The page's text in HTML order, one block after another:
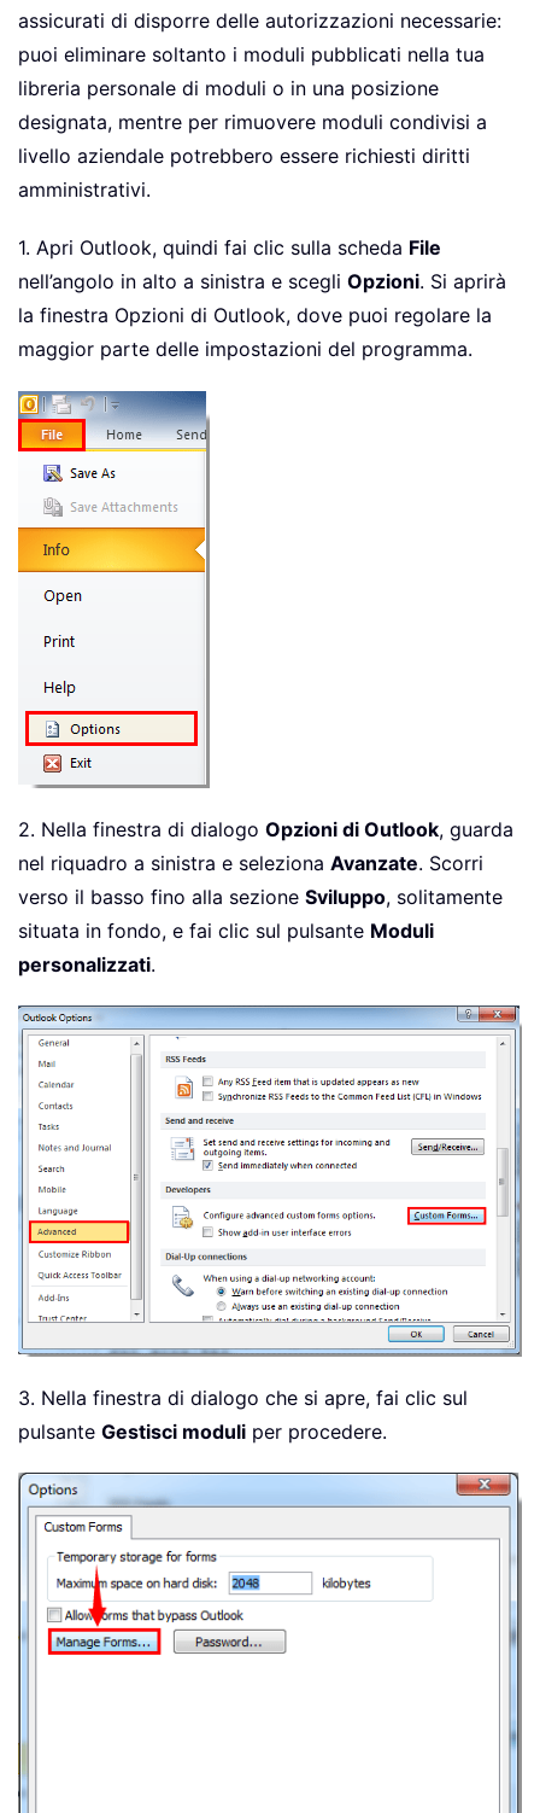
assicurati di disporre delle autorizzazioni necessarie:
puoi eliminare soltanto i moduli pubblicati nella tua
libreria personale di moduli o in una posizione
designata, mentre per rimuovere moduli condivisi a
livello aziendale potrebbero essere richiesti diritti
amministrativi.
1. Apri Outlook, quindi fai clic sulla scheda File
nell’angolo in alto a sinistra e scegli Opzioni. Si aprirà
la finestra Opzioni di Outlook, dove puoi regolare la
maggior parte delle impostazioni del programma.
2. Nella finestra di dialogo Opzioni di Outlook, guarda
nel riquadro a sinistra e seleziona Avanzate. Scorri
verso il basso fino alla sezione Sviluppo, solitamente
situata in fondo, e fai clic sul pulsante Moduli
personalizzati.
3. Nella finestra di dialogo che si apre, fai clic sul
pulsante Gestisci moduli per procedere.